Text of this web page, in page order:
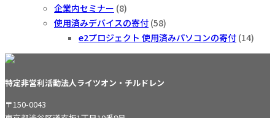
企業内セミナー (8)
使用済みデバイスの寄付 (58)
e2プロジェクト 使用済みパソコンの寄付 (14)
特定非営利活動法人ライツオン・チルドレン
〒150-0043